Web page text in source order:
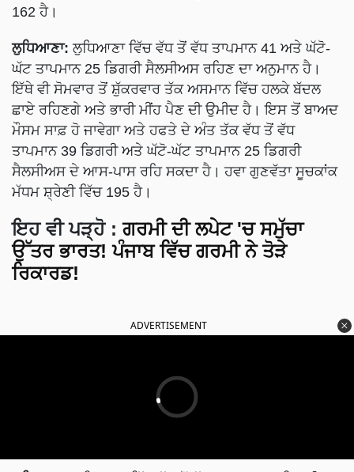
162 ਹੈ।
ਲੁਧਿਆਣਾ: ਲੁਧਿਆਣਾ ਵਿੱਚ ਵੱਧ ਤੋਂ ਵੱਧ ਤਾਪਮਾਨ 41 ਅਤੇ ਘੱਟੋ-
ਘੱਟ ਤਾਪਮਾਨ 25 ਡਿਗਰੀ ਸੈਲਸੀਅਸ ਰਹਿਣ ਦਾ ਅਨੁਮਾਨ ਹੈ।
ਇੱਥੇ ਵੀ ਸੋਮਵਾਰ ਤੋਂ ਸ਼ੁੱਕਰਵਾਰ ਤੱਕ ਅਸਮਾਨ ਵਿੱਚ ਹਲਕੇ ਬੱਦਲ
ਛਾਏ ਰਹਿਣਗੇ ਅਤੇ ਭਾਰੀ ਮੀਂਹ ਪੈਣ ਦੀ ਉਮੀਦ ਹੈ। ਇਸ ਤੋਂ ਬਾਅਦ
ਮੌਸਮ ਸਾਫ਼ ਹੋ ਜਾਵੇਗਾ ਅਤੇ ਹਫਤੇ ਦੇ ਅੰਤ ਤੱਕ ਵੱਧ ਤੋਂ ਵੱਧ
ਤਾਪਮਾਨ 39 ਡਿਗਰੀ ਅਤੇ ਘੱਟੋ-ਘੱਟ ਤਾਪਮਾਨ 25 ਡਿਗਰੀ
ਸੈਲਸੀਅਸ ਦੇ ਆਸ-ਪਾਸ ਰਹਿ ਸਕਦਾ ਹੈ। ਹਵਾ ਗੁਣਵੱਤਾ ਸੂਚਕਾਂਕ
ਮੱਧਮ ਸ਼੍ਰੇਣੀ ਵਿੱਚ 195 ਹੈ।
ਇਹ ਵੀ ਪੜ੍ਹੋ : ਗਰਮੀ ਦੀ ਲਪੇਟ 'ਚ ਸਮੁੱਚਾ
ਉੱਤਰ ਭਾਰਤ! ਪੰਜਾਬ ਵਿੱਚ ਗਰਮੀ ਨੇ ਤੋੜੇ
ਰਿਕਾਰਡ!